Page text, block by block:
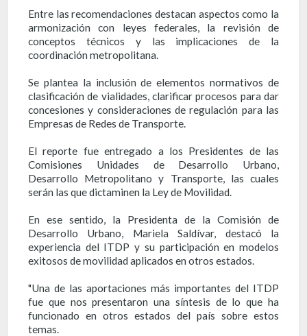
Entre las recomendaciones destacan aspectos como la
armonización con leyes federales, la revisión de
conceptos técnicos y las implicaciones de la
coordinación metropolitana.
Se plantea la inclusión de elementos normativos de
clasificación de vialidades, clarificar procesos para dar
concesiones y consideraciones de regulación para las
Empresas de Redes de Transporte.
El reporte fue entregado a los Presidentes de las
Comisiones Unidades de Desarrollo Urbano,
Desarrollo Metropolitano y Transporte, las cuales
serán las que dictaminen la Ley de Movilidad.
En ese sentido, la Presidenta de la Comisión de
Desarrollo Urbano, Mariela Saldívar, destacó la
experiencia del ITDP y su participación en modelos
exitosos de movilidad aplicados en otros estados.
"Una de las aportaciones más importantes del ITDP
fue que nos presentaron una síntesis de lo que ha
funcionado en otros estados del país sobre estos
temas.